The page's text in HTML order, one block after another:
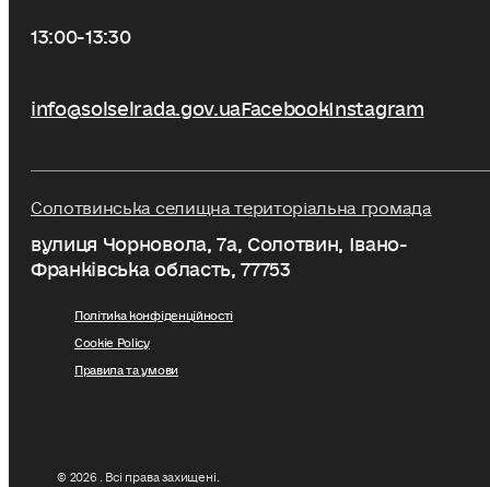
13:00-13:30
info@solselrada.gov.uaFacebookInstagram
Солотвинська селищна територіальна громада
вулиця Чорновола, 7a, Солотвин, Івано-
Франківська область, 77753
Політика конфіденційності
Cookie Policy
Правила та умови
© 2026 . Всі права захищені.